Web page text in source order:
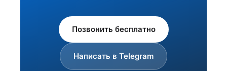
Позвонить бесплатно
Написать в Telegram